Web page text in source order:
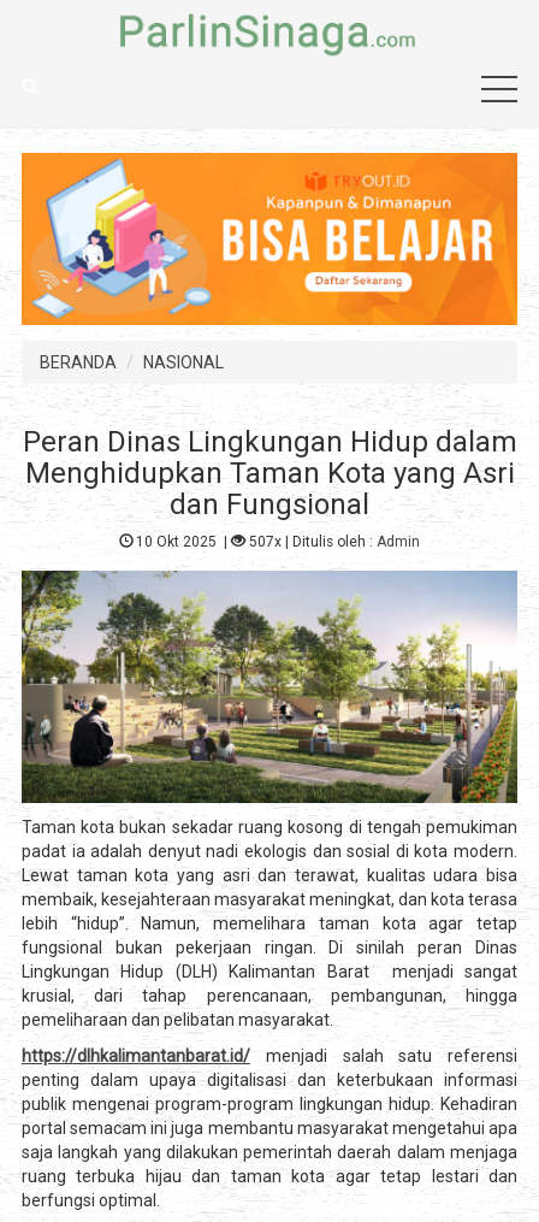
BERANDA NASIONAL
Peran Dinas Lingkungan Hidup dalam
Menghidupkan Taman Kota yang Asri
dan Fungsional
10 Okt 2025 | 507x | Ditulis oleh :Admin
Taman kota bukan sekadar ruang kosong di tengah pemukiman
padat ia adalah denyut nadi ekologis dan sosial di kota modern.
Lewat taman kota yang asri dan terawat, kualitas udara bisa
membaik, kesejahteraan masyarakat meningkat, dan kota terasa
lebih “hidup”. Namun, memelihara taman kota agar tetap
fungsional bukan pekerjaan ringan. Di sinilah peran Dinas
Lingkungan Hidup (DLH) Kalimantan Barat menjadi sangat
krusial, dari tahap perencanaan, pembangunan, hingga
pemeliharaan dan pelibatan masyarakat.
https://dlhkalimantanbarat.id/menjadi salah satu referensi
penting dalam upaya digitalisasi dan keterbukaan informasi
publik mengenai program-program lingkungan hidup. Kehadiran
portal semacam ini juga membantu masyarakat mengetahui apa
saja langkah yang dilakukan pemerintah daerah dalam menjaga
ruang terbuka hijau dan taman kota agar tetap lestari dan
berfungsi optimal.